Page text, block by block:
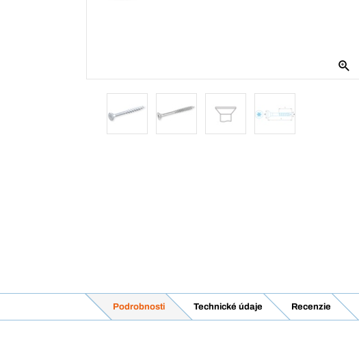
Podrobnosti Technické údaje Recenzie